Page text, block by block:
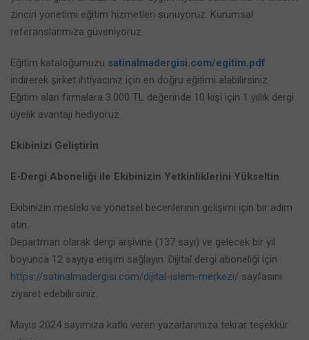
zinciri yönetimi eğitim hizmetleri sunuyoruz. Kurumsal
referanslarımıza güveniyoruz.
Eğitim kataloğumuzu satinalmadergisi.com/egitim.pdf
indirerek şirket ihtiyacınız için en doğru eğitimi alabilirsiniz.
Eğitim alan firmalara 3.000 TL değerinde 10 kişi için 1 yıllık dergi
üyelik avantajı hediyoruz.
Ekibinizi Geliştirin
E-Dergi Aboneliği ile Ekibinizin Yetkinliklerini Yükseltin
Ekibinizin mesleki ve yönetsel becerilerinin gelişimi için bir adım
atın.
Departman olarak dergi arşivine (137 sayı) ve gelecek bir yıl
boyunca 12 sayıya erişim sağlayın. Dijital dergi aboneliği için
https://satinalmadergisi.com/dijital-islem-merkezi/ sayfasını
ziyaret edebilirsiniz.
Mayıs 2024 sayımıza katkı veren yazarlarımıza tekrar teşekkür